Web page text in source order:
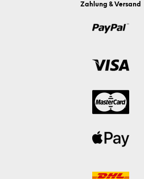
Zahlung & Versand